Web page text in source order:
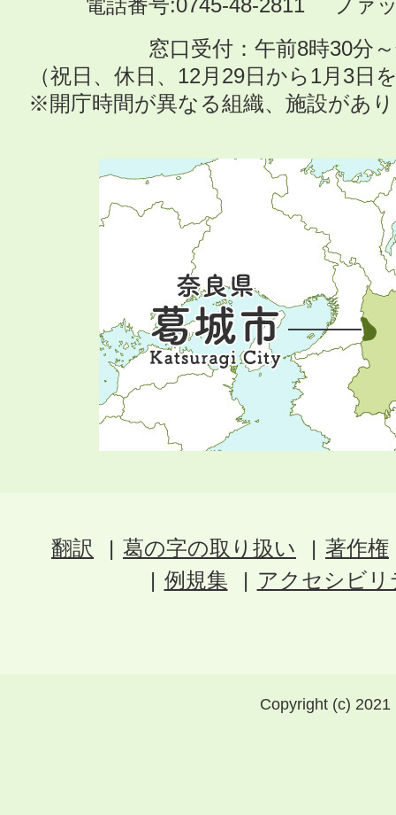
電話番号:0745-48-2811 ファ
窓口受付：午前8時30分
（祝日、休日、12月29日から1月3日
※開庁時間が異なる組織、施設があ
翻訳 葛の字の取り扱い
著作権
例規集
アクセシビ
Copyright (c)